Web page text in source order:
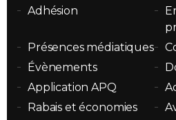
Adhésion
Présences médiatiques
Évènements
Application APQ
Rabais et économies